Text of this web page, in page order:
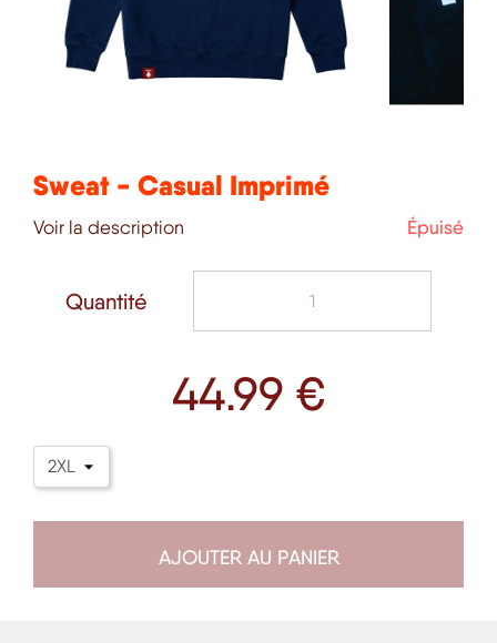
Sweat - Casual Imprimé
Voir la description Épuisé
Quantité
44.99 €
AJOUTER AU PANIER